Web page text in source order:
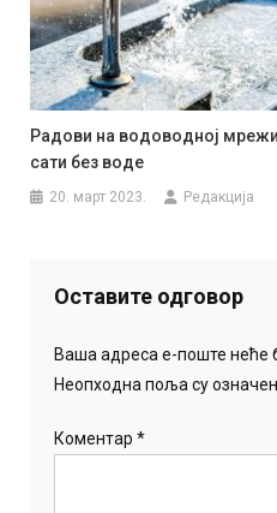
Радови на водоводној
сати без воде
20. март 2023. Редакција
Оставите одговор
Ваша адреса е-поште неће
Неопходна поља су
Коментар*